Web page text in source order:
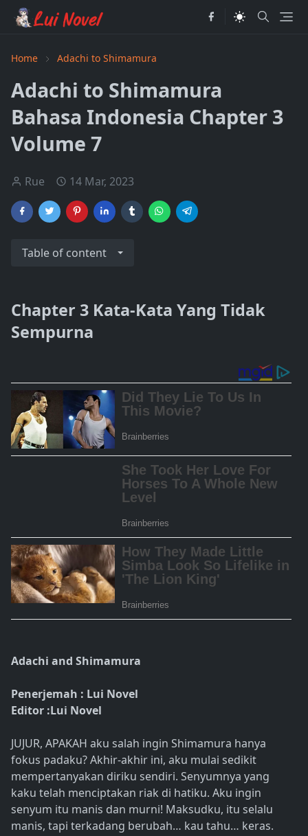
Home Adachi to Shimamura
Adachi to Shimamura
Bahasa Indonesia Chapter 3
Volume 7
Rue 14 Mar, 2023
Table of content
Chapter 3 Kata-Kata Yang Tidak
Sempurna
Adachi and Shimamura
Penerjemah : Lui Novel
Editor :Lui Novel
JUJUR, APAKAH aku salah ingin Shimamura hanya
fokus padaku? Akhir-akhir ini, aku mulai sedikit
mempertanyakan diriku sendiri. Senyumnya yang
kaku telah menciptakan riak di hatiku. Aku ingin
senyum itu manis dan murni! Maksudku, itu selalu
manis, tapi terkadang berubah… kau tahu… keras.